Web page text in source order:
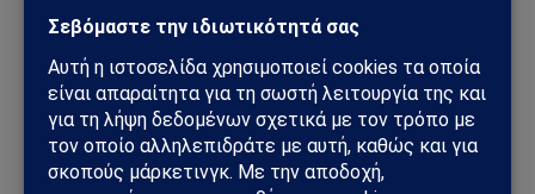
Facebook Twitter Pinterest Tumblr
Sahiel Newsroom